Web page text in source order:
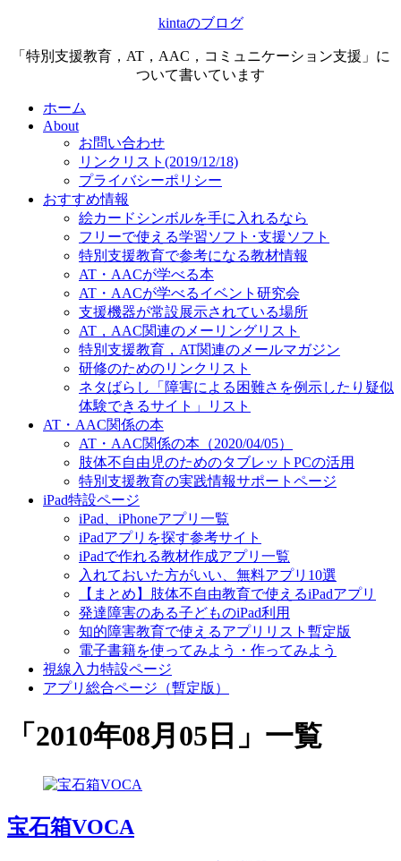
kintaのブログ
「特別支援教育，AT，AAC，コミュニケーション支援」に
ついて書いています
ホーム
About
お問い合わせ
リンクリスト(2019/12/18)
プライバシーポリシー
おすすめ情報
絵カードシンボルを手に入れるなら
フリーで使える学習ソフト･支援ソフト
特別支援教育で参考になる教材情報
AT・AACが学べる本
AT・AACが学べるイベント研究会
支援機器が常設展示されている場所
AT，AAC関連のメーリングリスト
特別支援教育，AT関連のメールマガジン
研修のためのリンクリスト
ネタばらし「障害による困難さを例示したり疑似
体験できるサイト」リスト
AT・AAC関係の本
AT・AAC関係の本（2020/04/05）
肢体不自由児のためのタブレットPCの活用
特別支援教育の実践情報サポートページ
iPad特設ページ
iPad、iPhoneアプリ一覧
iPadアプリを探す参考サイト
iPadで作れる教材作成アプリ一覧
入れておいた方がいい、無料アプリ10選
【まとめ】肢体不自由教育で使えるiPadアプリ
発達障害のある子どものiPad利用
知的障害教育で使えるアプリリスト暫定版
電子書籍を使ってみよう・作ってみよう
視線入力特設ページ
アプリ総合ページ（暫定版）
「 2010年08月05日 」 一覧
宝石箱VOCA